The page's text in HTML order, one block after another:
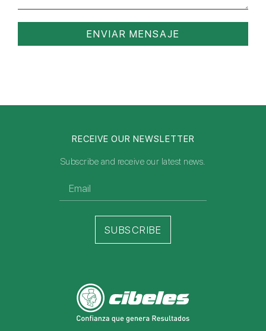
ENVIAR MENSAJE
RECEIVE OUR NEWSLETTER
Subscribe and receive our latest news.
SUBSCRIBE